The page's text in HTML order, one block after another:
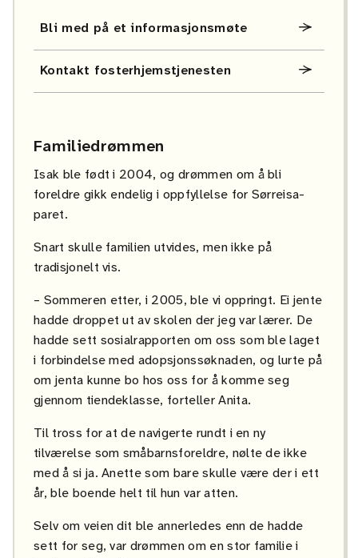
Bli med på et informasjonsmøte
Kontakt fosterhjemstjenesten
Familiedrømmen
Isak ble født i 2004, og drømmen om å bli
foreldre gikk endelig i oppfyllelse for Sørreisa-
paret.
Snart skulle familien utvides, men ikke på
tradisjonelt vis.
– Sommeren etter, i 2005, ble vi oppringt. Ei jente
hadde droppet ut av skolen der jeg var lærer. De
hadde sett sosialrapporten om oss som ble laget
i forbindelse med adopsjonssøknaden, og lurte på
om jenta kunne bo hos oss for å komme seg
gjennom tiendeklasse, forteller Anita.
Til tross for at de navigerte rundt i en ny
tilværelse som småbarnsforeldre, nølte de ikke
med å si ja. Anette som bare skulle være der i ett
år, ble boende helt til hun var atten.
Selv om veien dit ble annerledes enn de hadde
sett for seg, var drømmen om en stor familie i